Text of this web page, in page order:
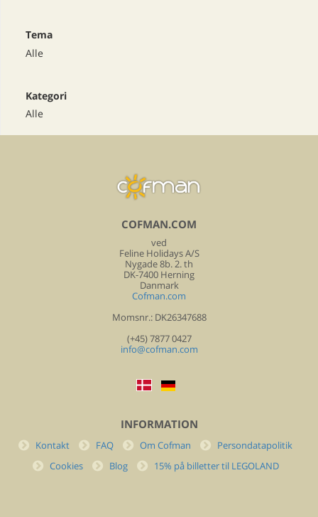
Tema
Alle
Kategori
Alle
COFMAN.COM
ved
Feline Holidays A/S
Nygade 8b. 2. th
DK-7400 Herning
Danmark
Cofman.com
Momsnr.: DK26347688
(+45) 7877 0427
info@cofman.com
INFORMATION
Kontakt FAQ Om Cofman
Persondatapolitik
Cookies
Blog 15% på billetter til LEGOLAND